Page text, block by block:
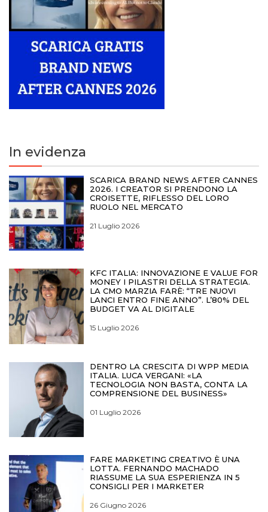
In evidenza
SCARICA BRAND NEWS AFTER CANNES
2026. I CREATOR SI PRENDONO LA
CROISETTE, RIFLESSO DEL LORO
RUOLO NEL MERCATO
21 Luglio 2026
KFC ITALIA: INNOVAZIONE E VALUE FOR
MONEY I PILASTRI DELLA STRATEGIA.
LA CMO MARZIA FARÈ: “TRE NUOVI
LANCI ENTRO FINE ANNO”. L’80% DEL
BUDGET VA AL DIGITALE
15 Luglio 2026
DENTRO LA CRESCITA DI WPP MEDIA
ITALIA. LUCA VERGANI: «LA
TECNOLOGIA NON BASTA, CONTA LA
COMPRENSIONE DEL BUSINESS»
01 Luglio 2026
FARE MARKETING CREATIVO È UNA
LOTTA. FERNANDO MACHADO
RIASSUME LA SUA ESPERIENZA IN 5
CONSIGLI PER I MARKETER
26 Giugno 2026